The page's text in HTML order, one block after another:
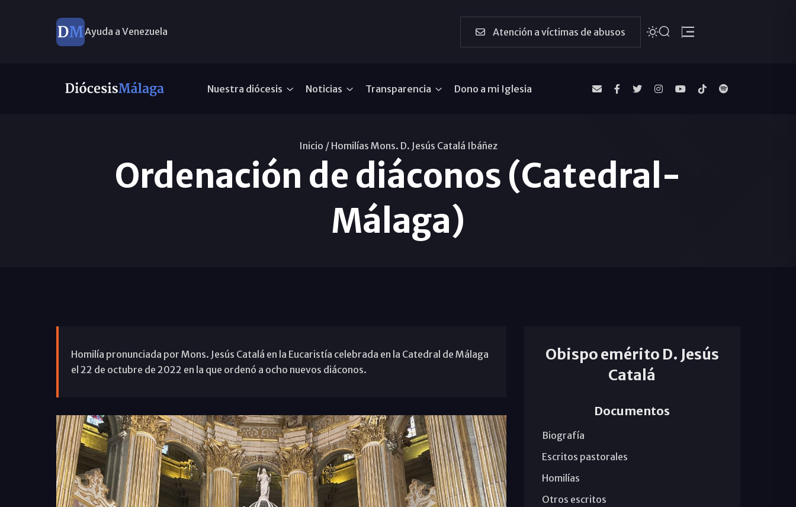
Ayuda a Venezuela Atención a víctimas de abusos
Nuestra diócesis Noticias Transparencia Dono a mi Iglesia
Inicio / Homilías Mons. D. Jesús Catalá Ibáñez
Ordenación de diáconos (Catedral-
Málaga)
Homilía pronunciada por Mons. Jesús Catalá en la Eucaristía celebrada en la Catedral de Málaga
el 22 de octubre de 2022 en la que ordenó a ocho nuevos diáconos.
Obispo emérito D. Jesús
Catalá
Documentos
Biografía
Escritos pastorales
Homilías
Otros escritos